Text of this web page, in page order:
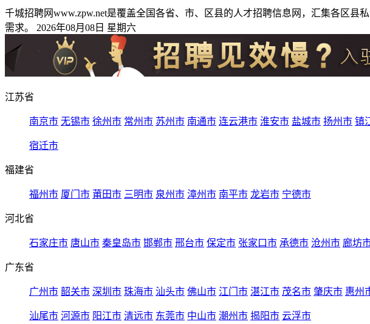
千城招聘网www.zpw.net是覆盖全国各省、市、区县的人才招聘信息网，汇集各区
需求。 2026年08月08日 星期六
江苏省
南京市 无锡市 徐州市 常州市 苏州市 南通市 连云港市 淮安市 盐城市 扬州市 镇
宿迁市
福建省
福州市 厦门市 莆田市 三明市 泉州市 漳州市 南平市 龙岩市 宁德市
河北省
石家庄市 唐山市 秦皇岛市 邯郸市 邢台市 保定市 张家口市 承德市 沧州市 廊坊
广东省
广州市 韶关市 深圳市 珠海市 汕头市 佛山市 江门市 湛江市 茂名市 肇庆市 惠州
汕尾市 河源市 阳江市 清远市 东莞市 中山市 潮州市 揭阳市 云浮市